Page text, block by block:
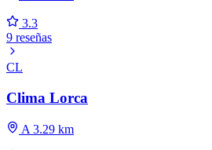
3.3
9 reseñas
CL
Clima Lorca
A 3.29 km